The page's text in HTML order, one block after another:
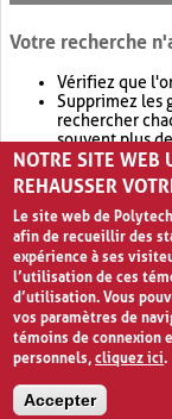
Votre recherche
Vérifiez que
Supprimez les
rechercher
souvent plus
Envisagez
retournera
NOTRE SITE WEB
REHAUSSER
Le site web de
afin de recueillir des
expérience à ses
l’utilisation de ces
d’utilisation. Vous
vos paramètres de
témoins de connexion
personnels,cliquez ici.
Accepter